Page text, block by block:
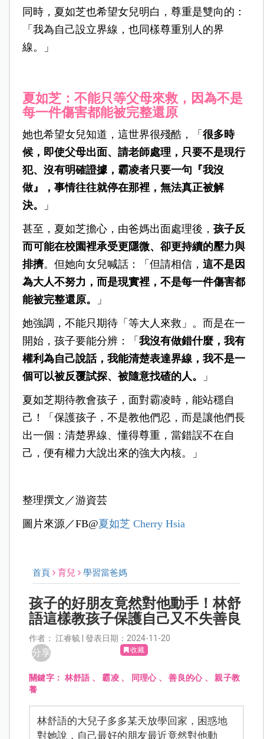
同時，夏如芝也希望女兒明白，尊重是雙向的：
「我為自己設立界線，也同樣尊重別人的界
線。」
夏如芝：不能只等父母來救，因為不是
每一件傷害都能被完整還原
她也希望女兒知道，這世界很殘酷，「 很多時
候，即使父母出面、請老師處理，只要不是現行
犯、沒有明確證據，霸凌者只要一句『我沒
做』，事情往往就停在那裡，無法真正被解
決。
」
甚至，夏如芝擔心，由爸媽出面處理後， 孩子反
而可能在校園裡承受更隱微、卻更持續的壓力與
排擠。但她向女兒喊話：「但請相信， 這不是因
為大人不努力，而是現實裡，不是每一件傷害都
能被完整還原。
」
她強調，不能只期待「等大人來救」。而是在一
開始，孩子要能分辨：「 我沒有做錯什麼，我有
權利為自己說話，我能清楚表達界線，我不是一
個可以被反覆試探、被隨意找碴的人。
」
夏如芝期待教會孩子，面對霸凌時，能站穩自
己！「保護孩子，不是教他們忍，而是讓他們長
出一個：清楚界線、懂得尊重，當錯誤不在自
己，便有權力大說出來的強大內核。」
整理撰文／游資芸
圖片來源／FB@夏如芝 Cherry Hsia
首頁 育兒 學習當爸媽
孩子的好朋友竟然對他動手！林舒
語這樣教孩子保護自己又不失善良
作者： 江睿毓 | 發表日期：2024-11-20
分享 收藏
關鍵字： 林舒語 、霸凌、 同理心、善良的心、親子教
養
林舒語的大兒子多多某天放學回家，困惑地
對她說，自己最好的朋友最近竟然對他動